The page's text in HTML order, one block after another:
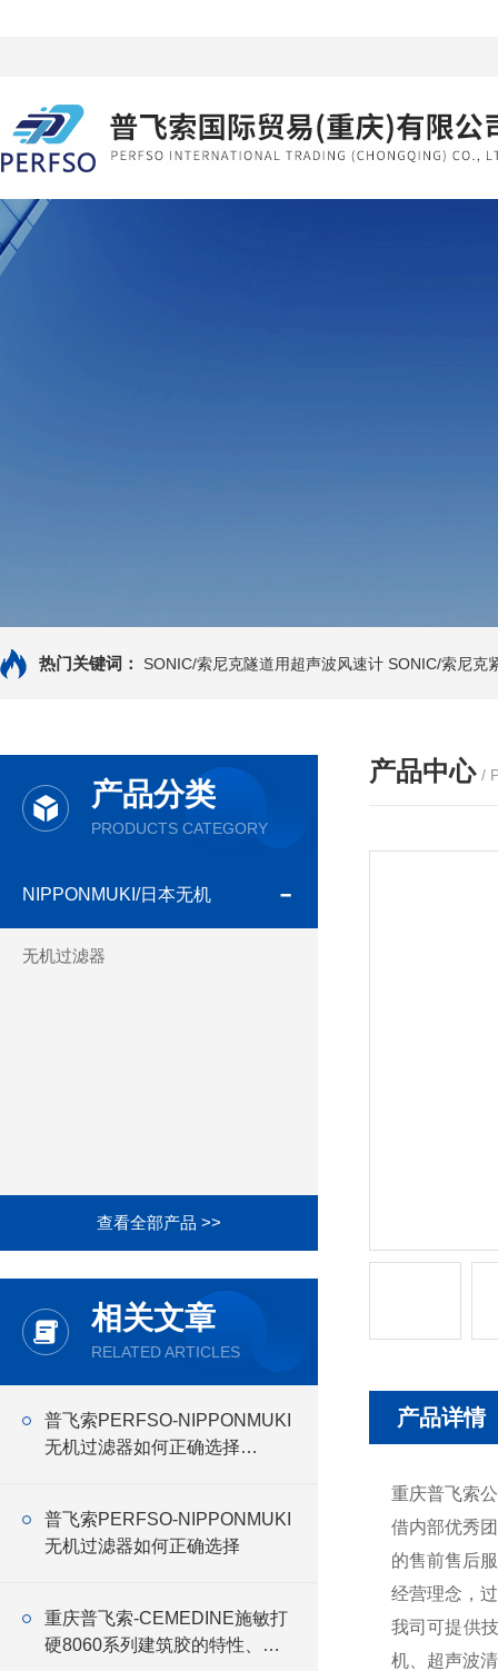
热门关键词： SONIC/索尼克隧道用超声波风速计 SONIC/索尼克
产品分类
PRODUCTS CATEGORY
NIPPONMUKI/日本无机
无机过滤器
查看全部产品 >>
相关文章
RELATED ARTICLES
普飞索PERFSO-NIPPONMUKI
无机过滤器如何正确选择
普飞索PERFSO-NIPPONMUKI
无机过滤器如何正确选择
重庆普飞索-CEMEDINE施敏打
硬8060系列建筑胶的特性、应
产品中心 /
产品详情
重庆普飞索
借内部优秀
的售前售后
经营理念，
我司可提供
机、超声波